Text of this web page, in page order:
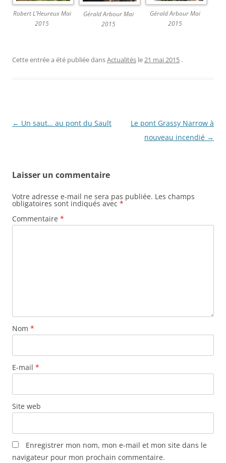
Robert L’Heureux Mai
2015
Gérald Arbour Mai
2015
Gérald Arbour Mai
2015
Cette entrée a été publiée dansActualités le21 mai 2015 .
N
g
a
t
i
t
c
l
e
s
← Un saut… au pont du Sault
Le pont Grassy Narrow à
nouveau incendié →
Laisser un commentaire
Votre adresse e-mail ne sera pas publiée. Les champs
obligatoires sont indiqués avec *
Commentaire *
Nom *
E-mail *
Site web
Enregistrer mon nom, mon e-mail et mon site dans le
navigateur pour mon prochain commentaire.